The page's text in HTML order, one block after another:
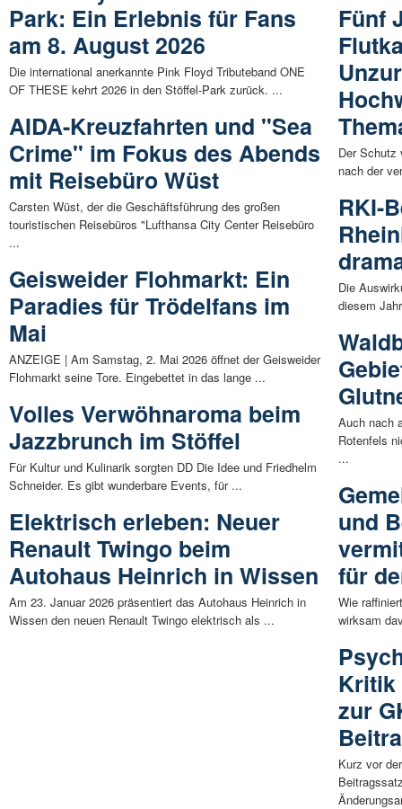
Park: Ein Erlebnis für Fans
am 8. August 2026
Die international anerkannte Pink Floyd Tributeband ONE
OF THESE kehrt 2026 in den Stöffel-Park zurück. ...
AIDA-Kreuzfahrten und "Sea
Crime" im Fokus des Abends
mit Reisebüro Wüst
Carsten Wüst, der die Geschäftsführung des großen
touristischen Reisebüros "Lufthansa City Center Reisebüro
...
Geisweider Flohmarkt: Ein
Paradies für Trödelfans im
Mai
ANZEIGE | Am Samstag, 2. Mai 2026 öffnet der Geisweider
Flohmarkt seine Tore. Eingebettet in das lange ...
Volles Verwöhnaroma beim
Jazzbrunch im Stöffel
Für Kultur und Kulinarik sorgten DD Die Idee und Friedhelm
Schneider. Es gibt wunderbare Events, für ...
Elektrisch erleben: Neuer
Renault Twingo beim
Autohaus Heinrich in Wissen
Am 23. Januar 2026 präsentiert das Autohaus Heinrich in
Wissen den neuen Renault Twingo elektrisch als ...
Fünf
Der Schutz
nach der
RKI-
Die
diesem
Auch nach
Rotenfels
...
und
für
Wie
wirksam
Kritik
zur
Kurz vor